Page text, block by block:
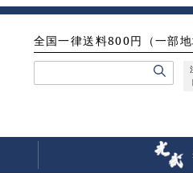
全国一律送料800円（一部